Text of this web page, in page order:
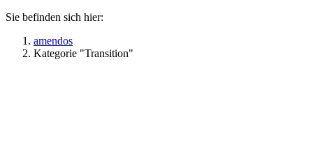
Sie befinden sich hier:
amendos
Kategorie "Transition"